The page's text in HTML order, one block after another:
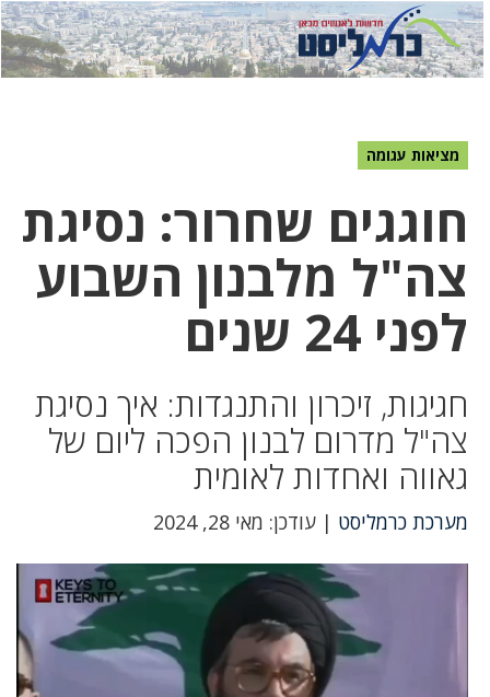
לחץ
כאן
לחץ
כדי
מציאות עגומה
חוגגים שחרור: נסיגת
צה"ל מלבנון השבוע
לפני 24 שנים
חגיגות, זיכרון והתנגדות: איך נסיגת
צה"ל מדרום לבנון הפכה ליום של
גאווה ואחדות לאומית
מערכת כרמליסט | עודכן: מאי 28, 2024